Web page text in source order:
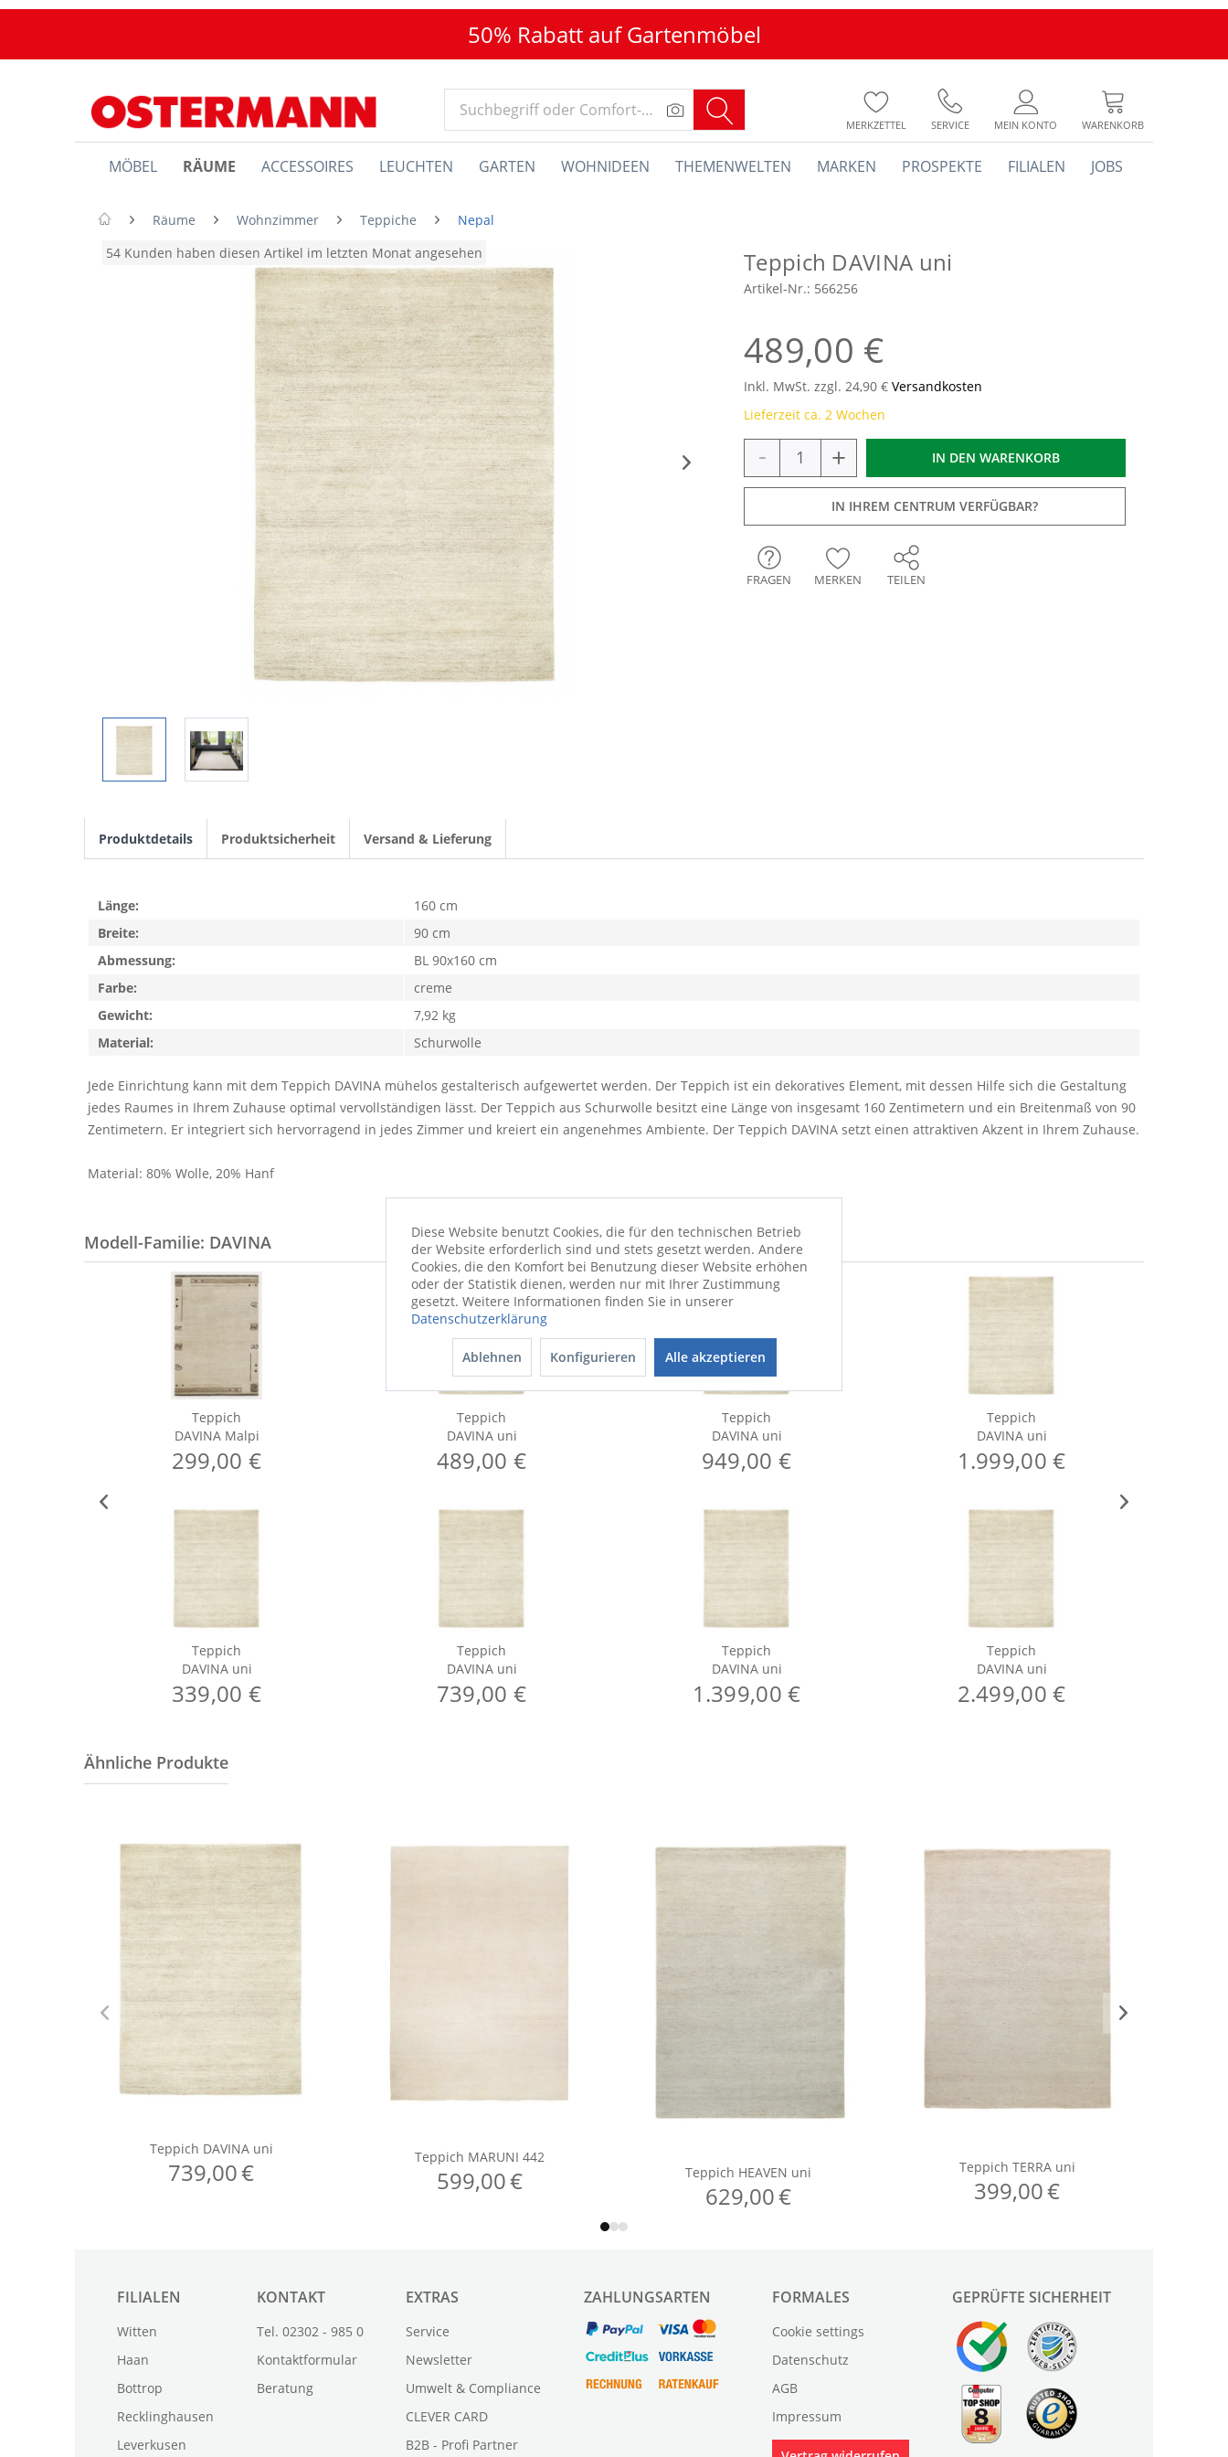
50% Rabatt auf Gartenmöbel
MERKZETTEL SERVICE MEIN KONTO WARENKORB
MÖBEL RÄUME ACCESSOIRES LEUCHTEN GARTEN WOHNIDEEN THEMENWELTEN MARKEN PROSPEKTE FILIALEN JOBS
Räume Wohnzimmer Teppiche
Nepal
54 Kunden haben diesen Artikel im letzten Monat angesehen
Teppich DAVINA uni
Artikel-Nr.: 566256
489,00 €
Inkl. MwSt. zzgl. 24,90 € Versandkosten
Lieferzeit ca. 2 Wochen
- + IN DEN WARENKORB
IN IHREM CENTRUM VERFÜGBAR?
FRAGEN MERKEN TEILEN
Produktdetails Produktsicherheit Versand & Lieferung
Jede Einrichtung kann mit dem Teppich DAVINA mühelos gestalterisch aufgewertet werden. Der Teppich ist ein dekoratives Element, mit dessen Hilfe sich die Gestaltung
jedes Raumes in Ihrem Zuhause optimal vervollständigen lässt. Der Teppich aus Schurwolle besitzt eine Länge von insgesamt 160 Zentimetern und ein Breitenmaß von 90
Zentimetern. Er integriert sich hervorragend in jedes Zimmer und kreiert ein angenehmes Ambiente. Der Teppich DAVINA setzt einen attraktiven Akzent in Ihrem Zuhause.
Material: 80% Wolle, 20% Hanf
Länge:
160 cm
Breite:
90 cm
Abmessung:
BL 90x160 cm
Farbe:
creme
Gewicht:
7,92 kg
Material:
Schurwolle
Modell-Familie: DAVINA
Teppich
DAVINA Malpi
299,00 €
Teppich
DAVINA uni
339,00 €
Teppich
DAVINA uni
489,00 €
Teppich
DAVINA uni
739,00 €
Teppich
DAVINA uni
949,00 €
Teppich
DAVINA uni
1.399,00 €
Teppich
DAVINA uni
1.999,00 €
Teppich
DAVINA uni
2.499,00 €
FILIALEN
Witten
Haan
Bottrop
Recklinghausen
Leverkusen
KONTAKT
Tel. 02302 - 985 0
Kontaktformular
Beratung
EXTRAS
Service
Newsletter
Umwelt & Compliance
CLEVER CARD
B2B - Profi Partner
ZAHLUNGSARTEN FORMALES
Cookie settings
Datenschutz
AGB
Impressum
GEPRÜFTE SICHERHEIT
Diese Website benutzt Cookies, die für den technischen Betrieb
der Website erforderlich sind und stets gesetzt werden. Andere
Cookies, die den Komfort bei Benutzung dieser Website erhöhen
oder der Statistik dienen, werden nur mit Ihrer Zustimmung
gesetzt. Weitere Informationen finden Sie in unserer
Datenschutzerklärung
Ablehnen Konfigurieren Alle akzeptieren